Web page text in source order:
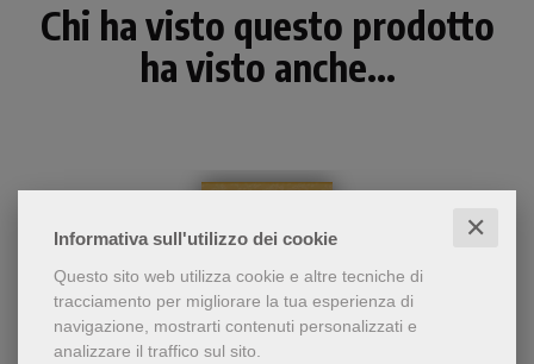
Informativa sull'utilizzo dei cookie ✕
Questo sito web utilizza cookie e altre tecniche di
tracciamento per migliorare la tua esperienza di
navigazione, mostrarti contenuti personalizzati e
analizzare il traffico sul sito.
Chi ha visto questo prodotto
ha visto anche...